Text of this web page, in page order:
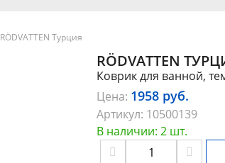
RÖDVATTEN Турция
RÖDVATTEN
Коврик для ванной,
Цена: 1958 руб.
Артикул: 10500139
В наличии: 2 шт.